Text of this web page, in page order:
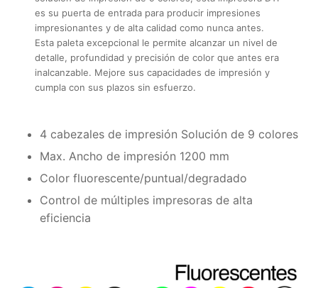
es su puerta de entrada para producir impresiones
impresionantes y de alta calidad como nunca antes.
Esta paleta excepcional le permite alcanzar un nivel de
detalle, profundidad y precisión de color que antes era
inalcanzable. Mejore sus capacidades de impresión y
cumpla con sus plazos sin esfuerzo.
4 cabezales de impresión Solución de 9 colores
Max. Ancho de impresión 1200 mm
Color fluorescente/puntual/degradado
Control de múltiples impresoras de alta
eficiencia